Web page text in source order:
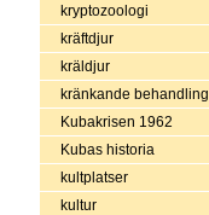
kryptozoologi
kräftdjur
kräldjur
kränkande behandling
Kubakrisen 1962
Kubas historia
kultplatser
kultur